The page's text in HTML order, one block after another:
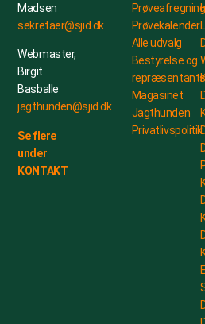
Madsen
sekretaer@sjid.dk
Webmaster,
Birgit
Basballe
jagthunden@sjid.dk
Se flere
under
KONTAKT
Prøveafregning
Prøvekalender
Alle udvalg
Bestyrelse og
Magasinet
Jagthunden
Privatlivspolitik